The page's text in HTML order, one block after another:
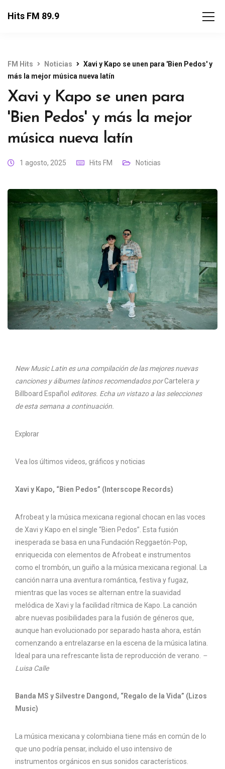
Hits FM 89.9
FM Hits Noticias
Xavi y Kapo se unen para 'Bien Pedos' y
más la mejor música nueva latín
Xavi y Kapo se unen para
'Bien Pedos' y más la mejor
música nueva latín
1 agosto, 2025 Hits FM Noticias
New Music Latin es una compilación de las mejores nuevas
canciones y álbumes latinos recomendados porCartelera y
Billboard Español editores. Echa un vistazo a las selecciones
de esta semana a continuación.
Explorar
Vea los últimos videos, gráficos y noticias
Xavi y Kapo, “Bien Pedos” (Interscope Records)
Afrobeat y la música mexicana regional chocan en las voces
de Xavi y Kapo en el single “Bien Pedos”. Esta fusión
inesperada se basa en una Fundación Reggaetón-Pop,
enriquecida con elementos de Afrobeat e instrumentos
como el trombón, un guiño a la música mexicana regional. La
canción narra una aventura romántica, festiva y fugaz,
mientras que las voces se alternan entre la suavidad
melódica de Xavi y la facilidad rítmica de Kapo. La canción
abre nuevas posibilidades para la fusión de géneros que,
aunque han evolucionado por separado hasta ahora, están
comenzando a entrelazarse en la escena de la música latina.
Ideal para una refrescante lista de reproducción de verano. –
Luisa Calle
Banda MS y Silvestre Dangond, “Regalo de la Vida” (Lizos
Music)
La música mexicana y colombiana tiene más en común de lo
que uno podría pensar, incluido el uso intensivo de
instrumentos orgánicos en sus sonidos característicos.